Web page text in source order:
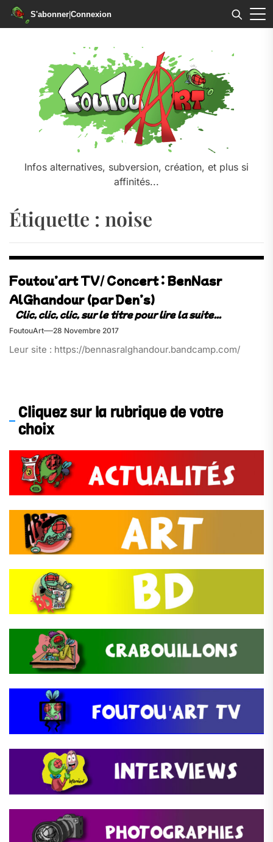
S'abonner|Connexion
Infos alternatives, subversion, création, et plus si
affinités...
Étiquette : noise
Foutou’art TV/ Concert : BenNasr
AlGhandour (par Den’s)
FoutouArt 28 Novembre 2017
Leur site : https://bennasralghandour.bandcamp.com/
Cliquez sur la rubrique de votre
choix